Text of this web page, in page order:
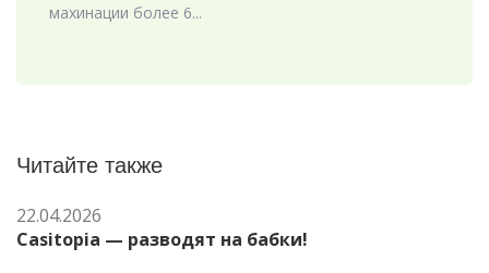
махинации более 6...
Читайте также
22.04.2026
Casitopia — разводят на бабки!